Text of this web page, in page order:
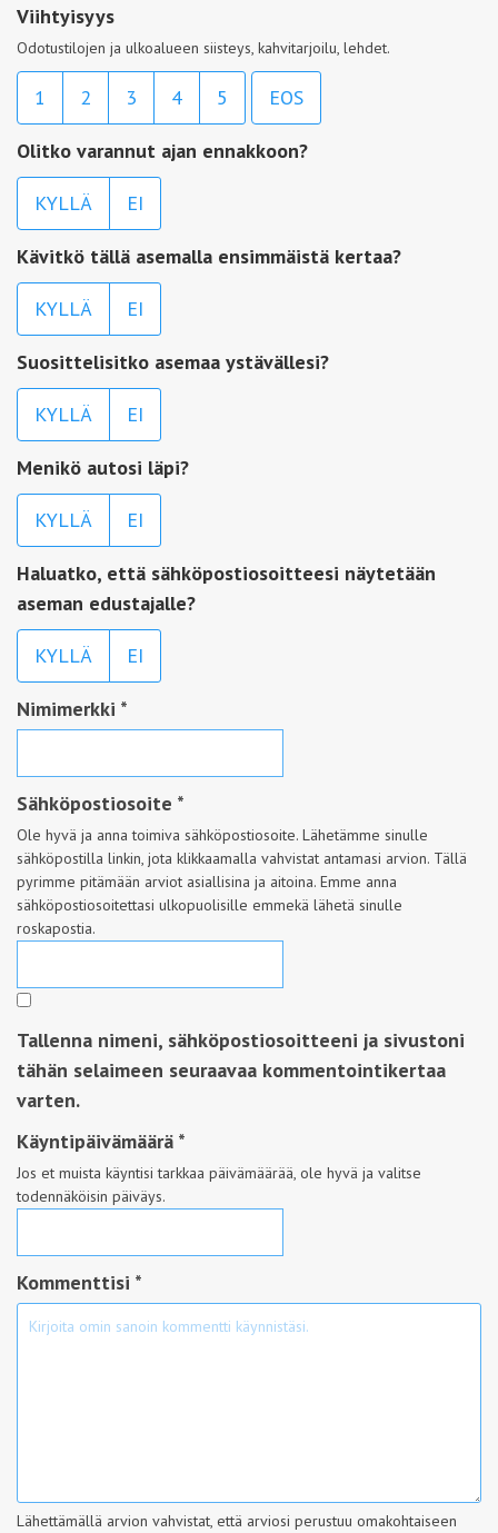
Viihtyisyys
Odotustilojen ja ulkoalueen siisteys, kahvitarjoilu, lehdet.
1 2 3 4 5 EOS
Olitko varannut ajan ennakkoon?
KYLLÄ EI
Kävitkö tällä asemalla ensimmäistä kertaa?
KYLLÄ EI
Suosittelisitko asemaa ystävällesi?
KYLLÄ EI
Menikö autosi läpi?
KYLLÄ EI
Haluatko, että sähköpostiosoitteesi näytetään
aseman edustajalle?
KYLLÄ EI
Nimimerkki *
Sähköpostiosoite *
Ole hyvä ja anna toimiva sähköpostiosoite. Lähetämme sinulle
sähköpostilla linkin, jota klikkaamalla vahvistat antamasi arvion. Tällä
pyrimme pitämään arviot asiallisina ja aitoina. Emme anna
sähköpostiosoitettasi ulkopuolisille emmekä lähetä sinulle
roskapostia.
Tallenna nimeni, sähköpostiosoitteeni ja sivustoni
tähän selaimeen seuraavaa kommentointikertaa
varten.
Käyntipäivämäärä *
Jos et muista käyntisi tarkkaa päivämäärää, ole hyvä ja valitse
todennäköisin päiväys.
Kommenttisi *
Lähettämällä arvion vahvistat, että arviosi perustuu omakohtaiseen